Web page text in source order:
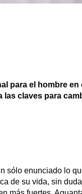
para el hombre
claves para
sólo enunciado lo
de su vida, sin